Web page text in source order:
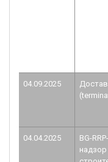
04.09.2025
04.04.2025
BG-